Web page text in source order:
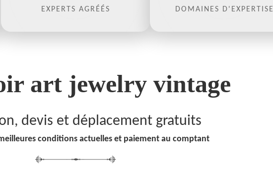
EXPERTS AGRÉÉS DOMAINES D'EXPERTISE
art jewelry vintage
devis et déplacement gratuits
conditions actuelles et paiement au comptant